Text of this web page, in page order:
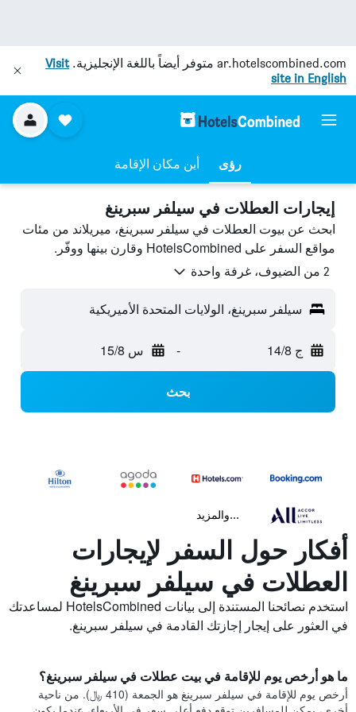
ar.hotelscombined.com متوفر أيضاً باللغة الإنجليزية.Visit
site in English
رؤى أين مكان الإقامة
إيجارات العطلات في سيلفر سبرينغ
ابحث عن بيوت العطلات في سيلفر سبرينغ، ميريلاند من مئات
مواقع السفر على HotelsCombined وقارن بينها ووفّر.
2 من الضيوف، غرفة واحدة
سيلفر سبرينغ، الولايات المتحدة الأميريكية
ج 14/8 - س 15/8
بحث
...والمزيد
أفكار حول السفر لإيجارات
العطلات في سيلفر سبرينغ
استخدم نصائحنا المستندة إلى بيانات HotelsCombined لمساعدتك
في العثور على إيجار إجازتك القادمة في سيلفر سبرينغ.
ما هو أرخص يوم للإقامة في بيت عطلات في سيلفر سبرينغ؟
أرخص يوم للإقامة في سيلفر سبرينغ هو الجمعة (410 ﷼). من ناحية